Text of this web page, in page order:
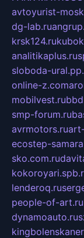
avtoyurist-
dg-lab.ru
krsk124.ru
analitikaplus.ru
sloboda-
online-z.com
mobilvest.ru
smp-forum.ru
avrmotors.ru
ecostep-
sko.com.ru
lenderoq.ru
people-of-art.ru
dynamoauto.ru